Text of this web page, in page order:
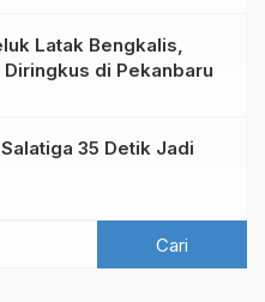
Latak Bengkalis,
Diringkus di Pekanbaru
35 Detik Jadi